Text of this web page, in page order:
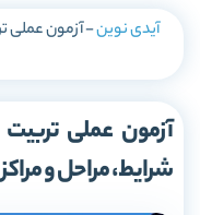
آیدی نوین-
شرایط، مراحل و مراکز